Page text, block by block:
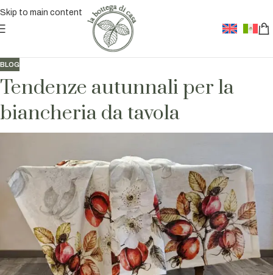
Skip to main content
BLOG
Tendenze autunnali per la
biancheria da tavola